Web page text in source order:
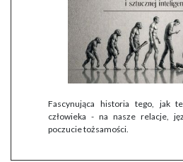
Fascynująca historia tego, jak
człowieka - na nasze relacje,
poczucie tożsamości.